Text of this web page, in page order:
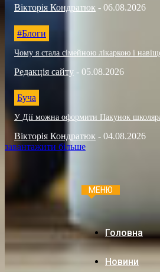
Вікторія Кондратюк - 06.08.2026
#Блоги
Чому я стала сімейною лікаркою і
Редакція сайту - 05.08.2026
Буча
У Дії можна оформити Пакунок
Вікторія Кондратюк - 04.08.2026
завантажити більше
МЕНЮ
Головна
Новини